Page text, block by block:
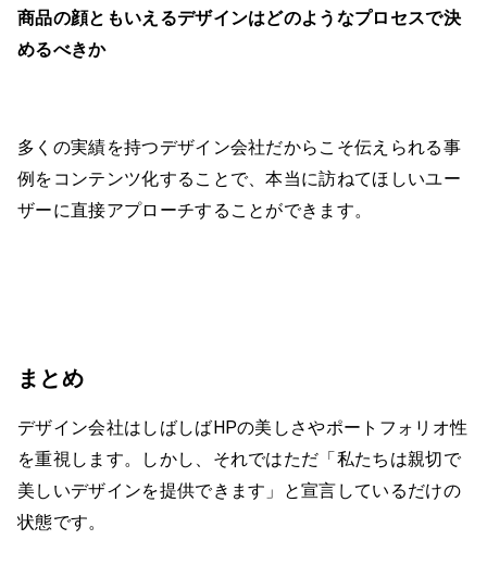
商品の顔ともいえるデザインはどのようなプロセスで決
めるべきか
多くの実績を持つデザイン会社だからこそ伝えられる事
例をコンテンツ化することで、本当に訪ねてほしいユー
ザーに直接アプローチすることができます。
まとめ
デザイン会社はしばしばHPの美しさやポートフォリオ性
を重視します。しかし、それではただ「私たちは親切で
美しいデザインを提供できます」と宣言しているだけの
状態です。